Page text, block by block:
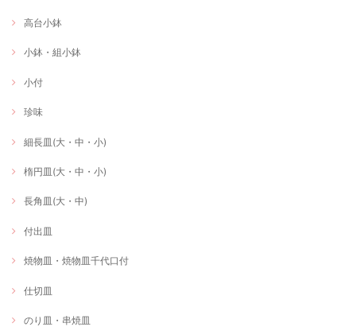
高台小鉢
小鉢・組小鉢
小付
珍味
細長皿(大・中・小)
楕円皿(大・中・小)
長角皿(大・中)
付出皿
焼物皿・焼物皿千代口付
仕切皿
のり皿・串焼皿